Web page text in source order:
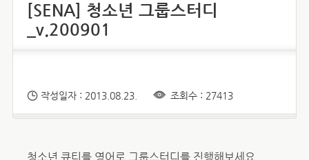
[SENA] 청소년 그룹스터디
_v.200901
작성일자 : 2013.08.23. 조회수 : 27413
청소년 큐티를 영어로 그룹스터디를 진행해보세요.